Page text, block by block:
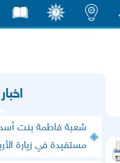
مستفيدة في زيارة